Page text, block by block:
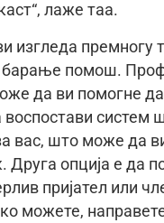
​​лаже таа.
изгледа премногу
барање помош.
да ви помогне да
воспостави систем
вас, што може да
Друга опција е да
пријател или
можете,